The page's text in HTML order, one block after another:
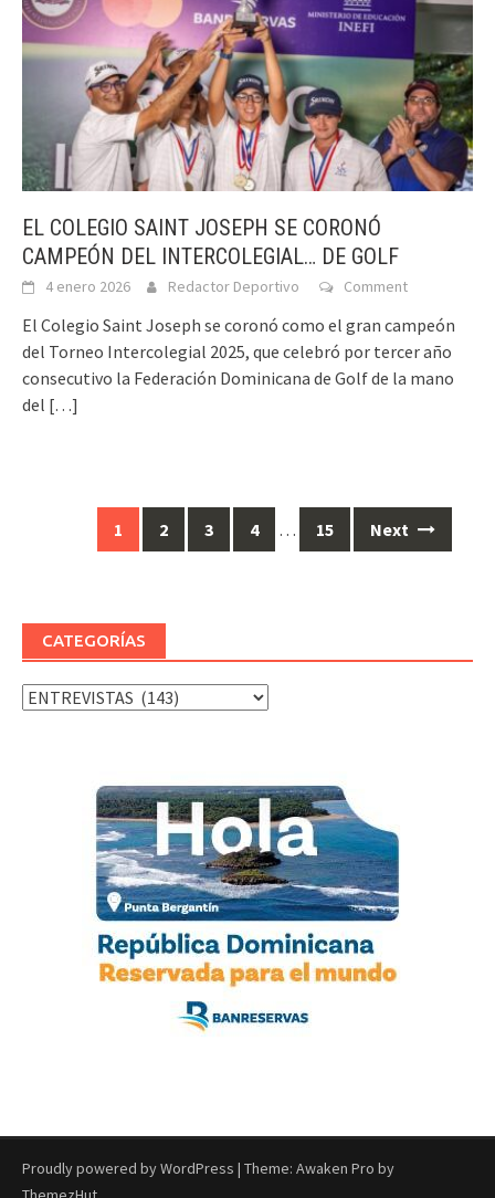
EL COLEGIO SAINT JOSEPH SE CORONÓ
CAMPEÓN DEL INTERCOLEGIAL… DE GOLF
4 enero 2026 Redactor Deportivo Comment
El Colegio Saint Joseph se coronó como el gran campeón
del Torneo Intercolegial 2025, que celebró por tercer año
consecutivo la Federación Dominicana de Golf de la mano
del […]
navigation1 2 3 4 … 15 Next
CATEGORÍAS
Categorías
Proudly powered by WordPress | Theme: Awaken Pro by